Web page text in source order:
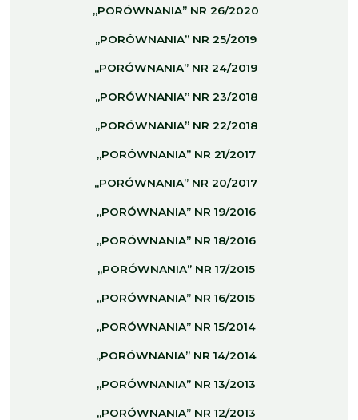
„PORÓWNANIA” NR 26/2020
„PORÓWNANIA” NR 25/2019
„PORÓWNANIA” NR 24/2019
„PORÓWNANIA” NR 23/2018
„PORÓWNANIA” NR 22/2018
„PORÓWNANIA” NR 21/2017
„PORÓWNANIA” NR 20/2017
„PORÓWNANIA” NR 19/2016
„PORÓWNANIA” NR 18/2016
„PORÓWNANIA” NR 17/2015
„PORÓWNANIA” NR 16/2015
„PORÓWNANIA” NR 15/2014
„PORÓWNANIA” NR 14/2014
„PORÓWNANIA” NR 13/2013
„PORÓWNANIA” NR 12/2013